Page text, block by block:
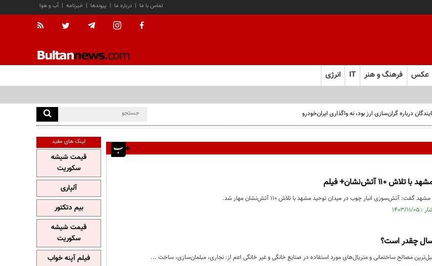
آب و هوا | خبرنامه | پیوندها | درباره ما | تماس با ما
عکس فرهنگ و هنر IT انرژی
درباره گران‌سازی ارز بود، نه واگذاری ایران‌خودرو
۱۱۰ آتش‌نشان+ فیلم
آتش‌سوزی انبار چوب در میدان توحید مشهد با تلاش ۱۱۰ آتش‌نشان مهار شد.
سال چقدر است؟
مصالح ساختمانی و متریال‌های مورد استفاده در صنایع خانگی و غیر خانگی اعم از: نجاری، مبلمان‌سازی، ساخت ...
لینک های مفید
قیمت شیشه
سکوریت
آلپاری
بیم دتکتور
قیمت شیشه
سکوریت
فیلم آپنه خواب